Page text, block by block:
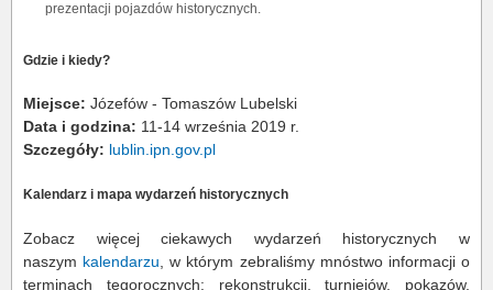
prezentacji pojazdów historycznych.
Gdzie i kiedy?
Miejsce: Józefów - Tomaszów Lubelski
Data i godzina: 11-14 września 2019 r.
Szczegóły: lublin.ipn.gov.pl
Kalendarz i mapa wydarzeń historycznych
Zobacz więcej ciekawych wydarzeń historycznych w
naszym kalendarzu , w którym zebraliśmy mnóstwo informacji o
terminach tegorocznych: rekonstrukcji, turniejów, pokazów,